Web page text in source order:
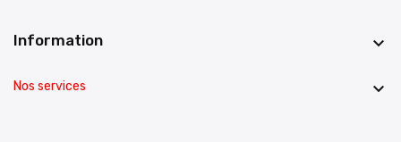
Information 
Nos services 